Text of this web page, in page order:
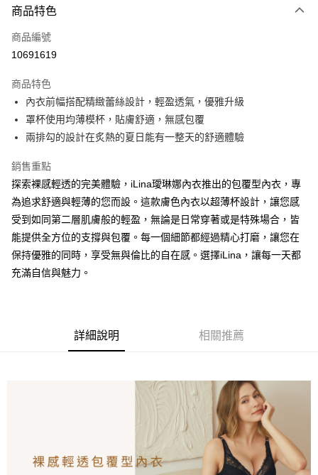
信用卡一次付款
超商取貨付款
運送方式
全家取貨付款
每筆NT$90，滿NT$1,300(含以上)免運費
每筆NT$90，滿NT$1,300(含以上)免運費
7-11取貨付款
每筆NT$90，滿NT$1,300(含以上)免運費
付款後7-11取貨
每筆NT$90，滿NT$1,300(含以上)免運費
宅配-貨到不付款
每筆NT$90，滿NT$1,300(含以上)免運費
查看運費
查看運費
商品特色
商品編號
10691619
商品特色
內衣前幅搭配精緻蕾絲設計，輕盈透氣，優雅升級
罩杯使用均薄模杯，貼膚舒適，無感包覆
兩排勾的設計在炙熱的夏日能有一整天的舒適體驗
銷售重點
探索裸感輕透的完美體驗，iLina璦琳娜內衣推出的包覆型內衣，專
為追求舒適與輕薄的您而設。這款膚色內衣以超薄杯設計，讓您感
受到如同第二層肌膚般的輕盈，無論是日常穿著或是特殊場合，皆
能提供全方位的支撐與包覆。每一個細節都經過精心打磨，讓您在
保持優雅的同時，享受無與倫比的自在感。選擇iLina，讓每一天都
充滿自信與魅力。
詳細說明 相關推薦